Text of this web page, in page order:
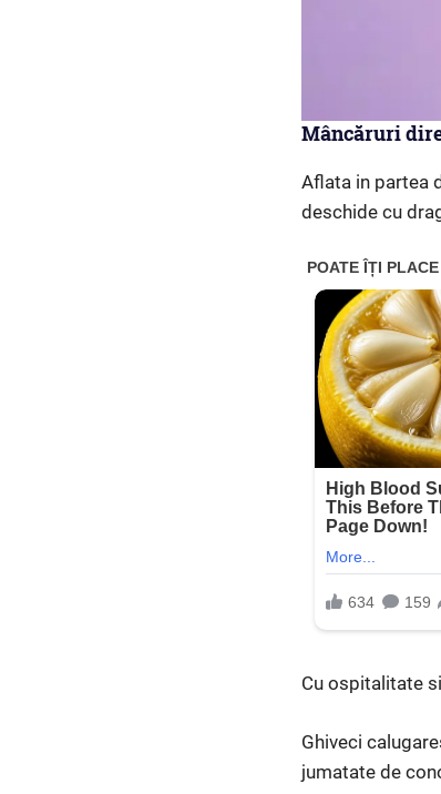
Mâncăruri
Aflata in partea
deschide cu
Cu ospitalitate
Ghiveci
jumatate de